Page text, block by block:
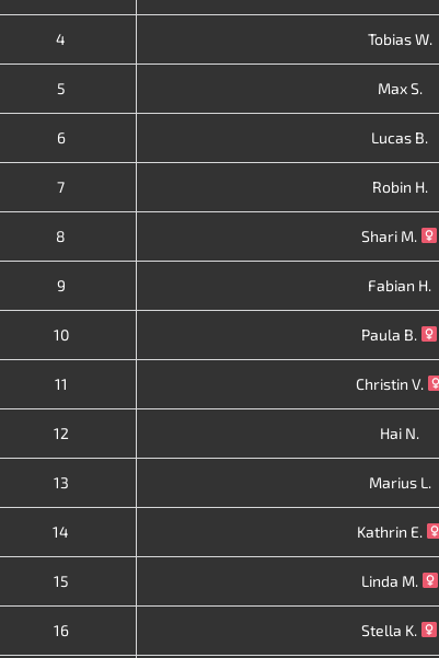
4 Tobias W.
5 Max S.
6 Lucas B.
7 Robin H.
8 Shari M.
9 Fabian H.
10 Paula B.
11 Christin V.
12 Hai N.
13 Marius L.
14 Kathrin E.
15 Linda M.
16 Stella K.